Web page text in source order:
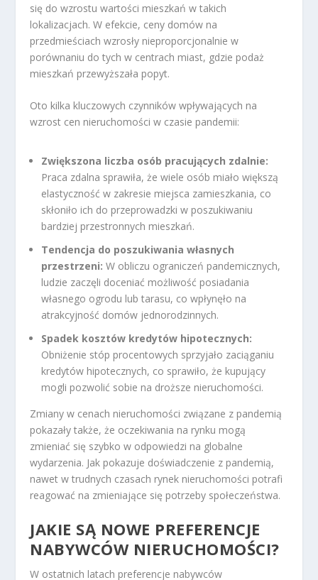
się do wzrostu wartości mieszkań w takich
lokalizacjach. W efekcie, ceny domów na
przedmieściach wzrosły nieproporcjonalnie w
porównaniu do tych w centrach miast, gdzie podaż
mieszkań przewyższała popyt.
Oto kilka kluczowych czynników wpływających na
wzrost cen nieruchomości w czasie pandemii:
Zwiększona liczba osób pracujących zdalnie:
Praca zdalna sprawiła, że wiele osób miało większą
elastyczność w zakresie miejsca zamieszkania, co
skłoniło ich do przeprowadzki w poszukiwaniu
bardziej przestronnych mieszkań.
Tendencja do poszukiwania własnych
przestrzeni: W obliczu ograniczeń pandemicznych,
ludzie zaczęli doceniać możliwość posiadania
własnego ogrodu lub tarasu, co wpłynęło na
atrakcyjność domów jednorodzinnych.
Spadek kosztów kredytów hipotecznych:
Obniżenie stóp procentowych sprzyjało zaciąganiu
kredytów hipotecznych, co sprawiło, że kupujący
mogli pozwolić sobie na droższe nieruchomości.
Zmiany w cenach nieruchomości związane z pandemią
pokazały także, że oczekiwania na rynku mogą
zmieniać się szybko w odpowiedzi na globalne
wydarzenia. Jak pokazuje doświadczenie z pandemią,
nawet w trudnych czasach rynek nieruchomości potrafi
reagować na zmieniające się potrzeby społeczeństwa.
JAKIE SĄ NOWE PREFERENCJE
NABYWCÓW NIERUCHOMOŚCI?
W ostatnich latach preferencje nabywców